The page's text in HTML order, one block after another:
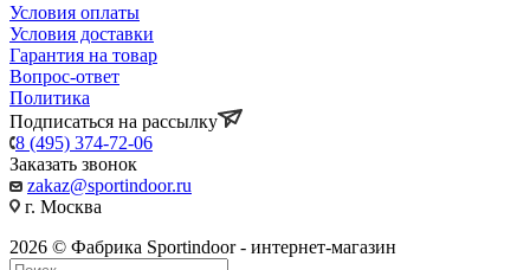
Условия оплаты
Условия доставки
Гарантия на товар
Вопрос-ответ
Политика
Подписаться на рассылку
8 (495) 374-72-06
Заказать звонок
zakaz@sportindoor.ru
г. Москва
2026 © Фабрика Sportindoor - интернет-магазин